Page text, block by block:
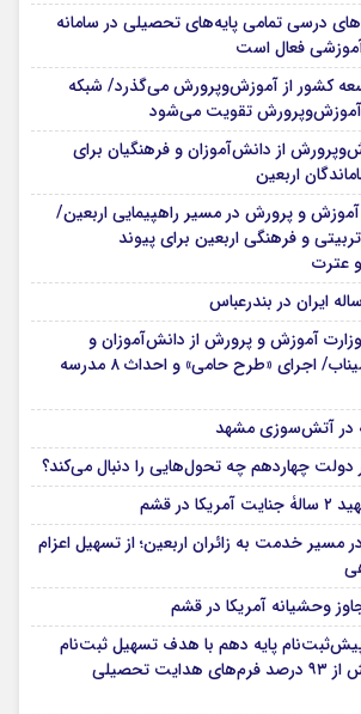
درسی تمامی پایه‌های تحصیلی در سامانه
فعال است
کشور از آموزش‌وپرورش می‌گذرد/ شبکه
تقویت می‌شود
از دانش‌آموزان و فرهنگیان برای
اربعین
موکب آموزش و پرورش در مسیر راهپیمایی اربعین/
و فرهنگی اربعین برای پیوند
عترت
ایران در بندرعباس
آموزش و پرورش از دانش‌آموزان و
خانواده‌های شهدای میناب/ اجرای «طرح حامی» و احداث ۸ مدرسه
چهاردهم چه تحول‌هایی را دنبال می‌کند؟
در قشم
خدمت به زائران اربعین؛ از تسهیل اعزام
وحشیانه آمریکا در قشم
پیش‌ثبت‌نام پایه دهم با هدف تسهیل ثبت‌نام
خانواده‌ها/ صدور بیش از ۹۳ درصد فرم‌های هدایت تحصیلی